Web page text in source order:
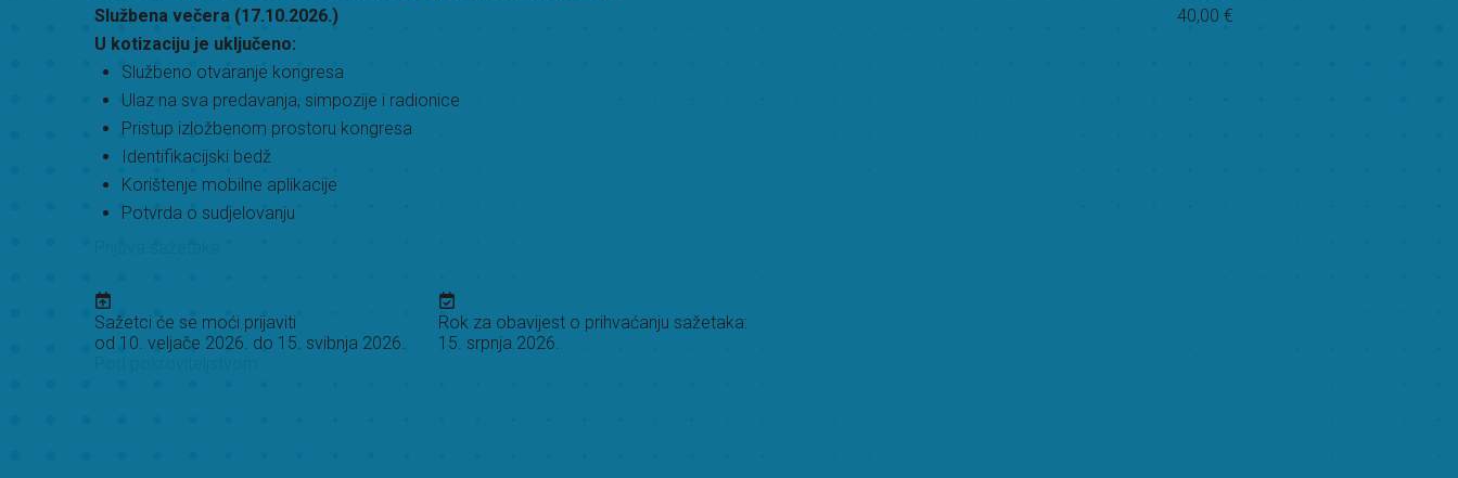
Službena večera (17.10.2026.)
40,00 €
U kotizaciju je uključeno:
Službeno otvaranje kongresa
Ulaz na sva predavanja, simpozije i radionice
Pristup izložbenom prostoru kongresa
Identifikacijski bedž
Korištenje mobilne aplikacije
Potvrda o sudjelovanju
Sažetci će se moći prijaviti
od 10. veljače 2026. do 15. svibnja 2026.
Rok za obavijest o prihvaćanju sažetaka:
15. srpnja 2026.